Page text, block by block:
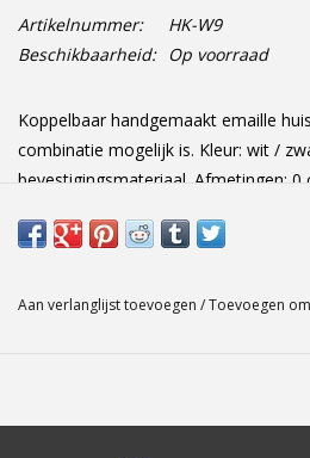
Artikelnummer:
HK-W9
Beschikbaarheid: Op voorraad
Koppelbaar handgemaakt emaille
combinatie mogelijk is. Kleur: wit /
bevestigingsmateriaal. Afmetingen: 0
Aan verlanglijst toevoegen /Toevoegen